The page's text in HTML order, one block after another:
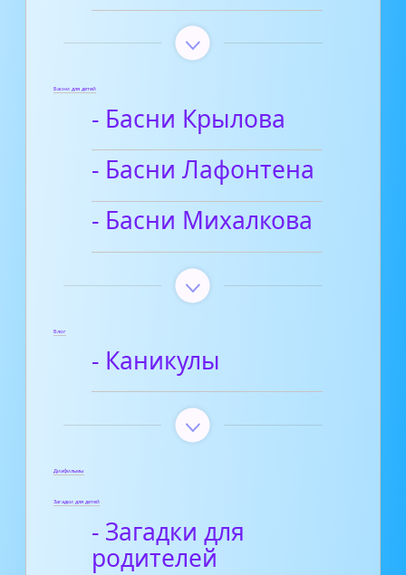
Басни для детей
- Басни Крылова
- Басни Лафонтена
- Басни Михалкова
Блог
- Каникулы
Диафильмы
Загадки для детей
- Загадки для
родителей